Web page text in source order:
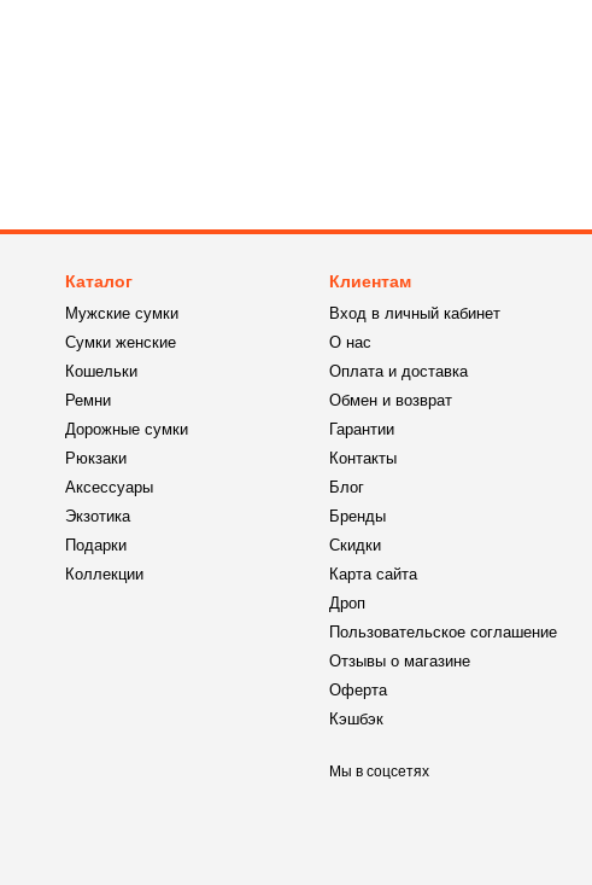
Каталог
Мужские сумки
Сумки женские
Кошельки
Ремни
Дорожные сумки
Рюкзаки
Аксессуары
Экзотика
Подарки
Коллекции
Клиентам
Вход в личный кабинет
О нас
Оплата и доставка
Обмен и возврат
Гарантии
Контакты
Блог
Бренды
Скидки
Карта сайта
Дроп
Пользовательское соглашение
Отзывы о магазине
Оферта
Кэшбэк
Мы в соцсетях